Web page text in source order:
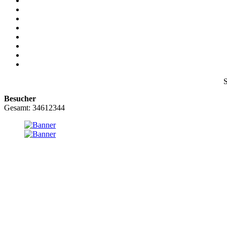
Besucher
Gesamt: 34612344